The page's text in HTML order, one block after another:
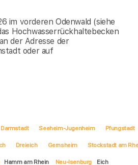
im vorderen Odenwald (siehe
Hochwasserrückhaltebecken
der Adresse der
oder auf
Darmstadt Seeheim-Jugenheim Pfungstadt
Dreieich Gernsheim Stockstadt am
Hamm am Rhein Neu-Isenburg Eich